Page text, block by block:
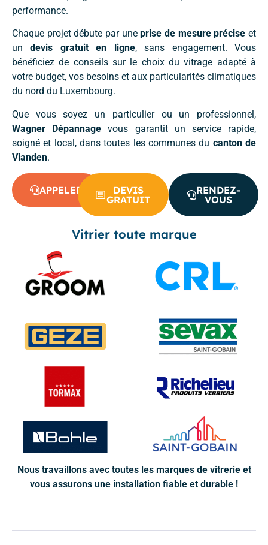
performance.
Chaque projet débute par uneprise de mesure précise et
undevis gratuit en ligne, sans engagement. Vous
bénéficiez de conseils sur le choix du vitrage adapté à
votre budget, vos besoins et aux particularités climatiques
du nord du Luxembourg.
Que vous soyez un particulier ou un professionnel,
Wagner Dépannage vous garantit un service rapide,
soigné et local, dans toutes les communes du canton de
Vianden.
APPELER
DEVIS
GRATUIT
RENDEZ-
VOUS
Vitrier toute marque
Nous travaillons avec toutes les marques de vitrerie et
vous assurons une installation fiable et durable !